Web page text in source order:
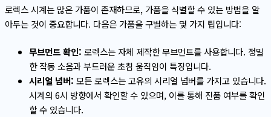
로렉스 시계는 많은 가품이 존재하므로, 가품을 식별할 수 있는 방법을 알
아두는 것이 중요합니다. 다음은 가품을 구별하는 몇 가지 팁입니다:
무브먼트 확인: 로렉스는 자체 제작한 무브먼트를 사용합니다. 정밀
한 작동 소음과 부드러운 초침 움직임이 특징입니다.
시리얼 넘버: 모든 로렉스는 고유의 시리얼 넘버를 가지고 있습니다.
시계의 6시 방향에서 확인할 수 있으며, 이를 통해 진품 여부를 확인
할 수 있습니다.